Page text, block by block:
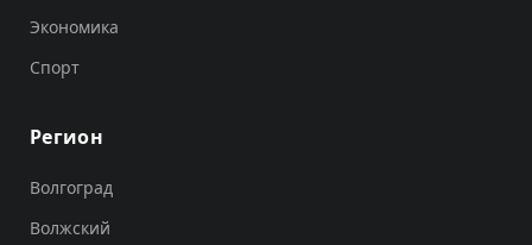
Экономика
Спорт
Регион
Волгоград
Волжский